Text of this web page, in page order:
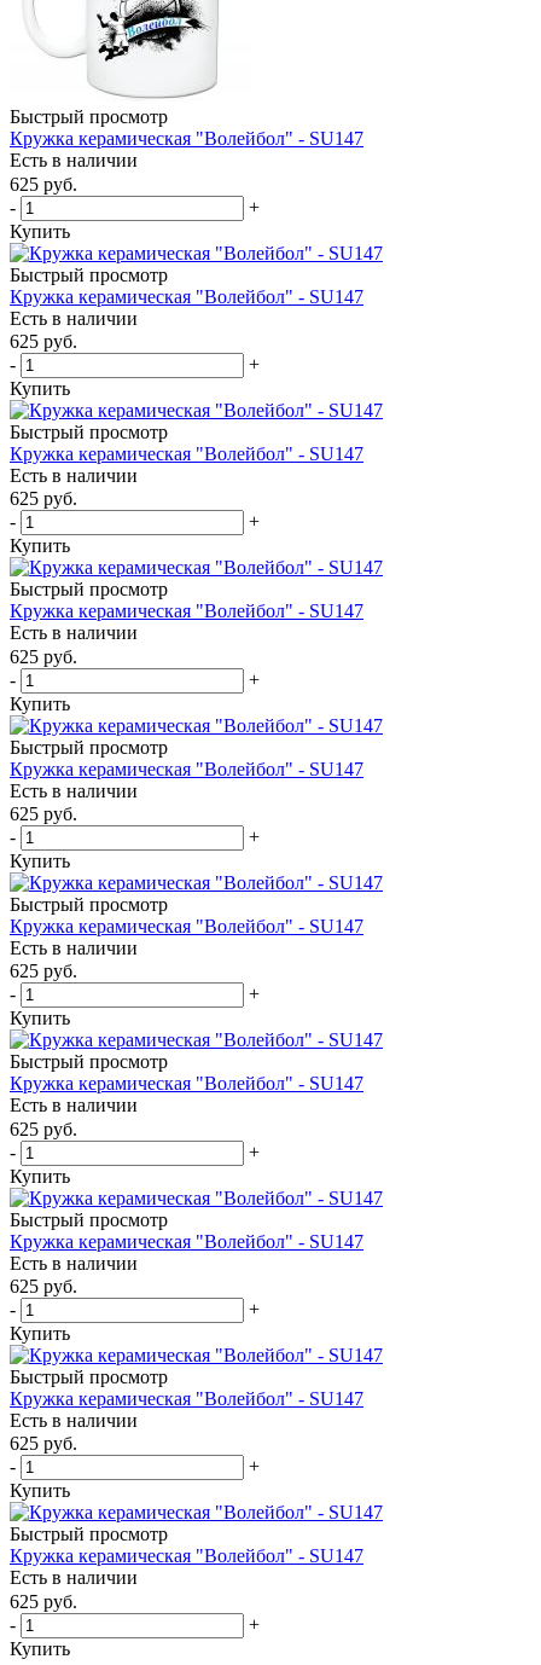
Быстрый просмотр
Кружка керамическая "Волейбол" - SU147
Есть в наличии
625 руб.
-
+
Купить
Быстрый просмотр
Кружка керамическая "Волейбол" - SU147
Есть в наличии
625 руб.
-
+
Купить
Быстрый просмотр
Кружка керамическая "Волейбол" - SU147
Есть в наличии
625 руб.
-
+
Купить
Быстрый просмотр
Кружка керамическая "Волейбол" - SU147
Есть в наличии
625 руб.
-
+
Купить
Быстрый просмотр
Кружка керамическая "Волейбол" - SU147
Есть в наличии
625 руб.
-
+
Купить
Быстрый просмотр
Кружка керамическая "Волейбол" - SU147
Есть в наличии
625 руб.
-
+
Купить
Быстрый просмотр
Кружка керамическая "Волейбол" - SU147
Есть в наличии
625 руб.
-
+
Купить
Быстрый просмотр
Кружка керамическая "Волейбол" - SU147
Есть в наличии
625 руб.
-
+
Купить
Быстрый просмотр
Кружка керамическая "Волейбол" - SU147
Есть в наличии
625 руб.
-
+
Купить
Быстрый просмотр
Кружка керамическая "Волейбол" - SU147
Есть в наличии
625 руб.
-
+
Купить